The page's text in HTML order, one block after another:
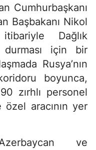
Cumhurbaşkanı
Başbakanı Nikol
Dağlık
durması için bir
Rusya’nın
boyunca,
zırhlı personel
özel aracının yer
ve